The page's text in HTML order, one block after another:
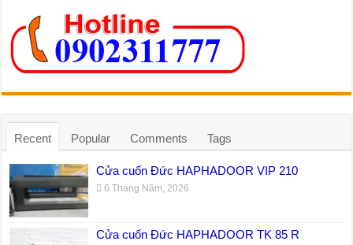
Recent Popular Comments Tags
Cửa cuốn Đức HAPHADOOR VIP 210
6 Tháng Năm, 2026
Cửa cuốn Đức HAPHADOOR TK 85 R